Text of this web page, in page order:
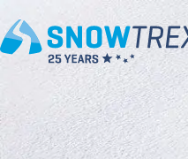
¡Suscríbase a nuestro